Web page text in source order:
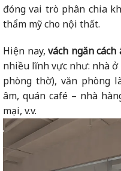
đóng vai trò phân chia
thẩm mỹ cho nội thất.
Hiện nay, vách ngăn cách
nhiều lĩnh vực như: nhà ở
phòng thờ), văn phòng
âm, quán café – nhà
mại, v.v.